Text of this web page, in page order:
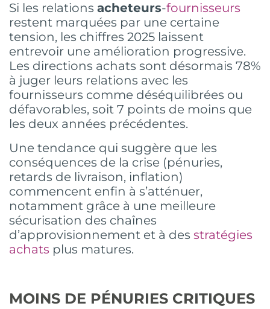
Si les relations acheteurs-fournisseurs
restent marquées par une certaine
tension, les chiffres 2025 laissent
entrevoir une amélioration progressive.
Les directions achats sont désormais 78%
à juger leurs relations avec les
fournisseurs comme déséquilibrées ou
défavorables, soit 7 points de moins que
les deux années précédentes.
Une tendance qui suggère que les
conséquences de la crise (pénuries,
retards de livraison, inflation)
commencent enfin à s’atténuer,
notamment grâce à une meilleure
sécurisation des chaînes
d’approvisionnement et à des stratégies
achats plus matures.
MOINS DE PÉNURIES CRITIQUES